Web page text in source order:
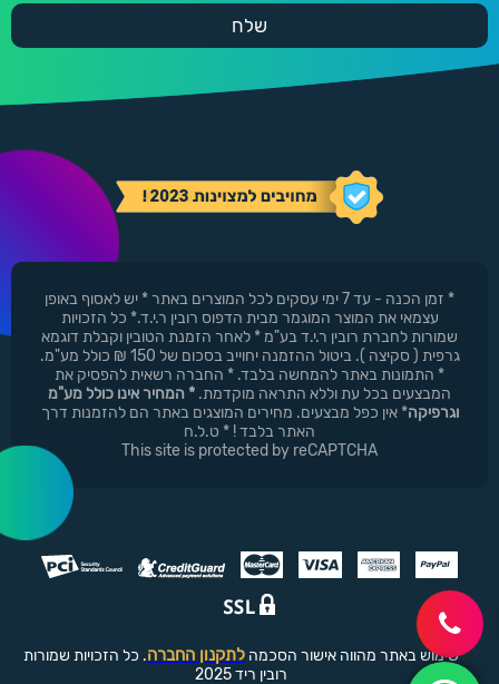
* זמן הכנה - עד 7 ימי עסקים לכל המוצרים באתר * יש לאסוף באופן
עצמאי את המוצר המוגמר מבית הדפוס רובין ר.י.ד.* כל הזכויות
שמורות לחברת רובין ר.י.ד בע"מ * לאחר הזמנת הטובין וקבלת דוגמא
גרפית ( סקיצה ). ביטול ההזמנה יחוייב בסכום של 150 ₪ כולל מע"מ.
* התמונות באתר להמחשה בלבד. * החברה רשאית להפסיק את
המבצעים בכל עת וללא התראה מוקדמת. * המחיר אינו כולל מע"מ
וגרפיקה* אין כפל מבצעים. מחירים המוצגים באתר הם להזמנות דרך
האתר בלבד ! * ט.ל.ח
This site is protected by reCAPTCHA
שימוש באתר מהווה אישור הסכמה לתקנון החברה. כל הזכויות שמורות
רובין ריד 2025